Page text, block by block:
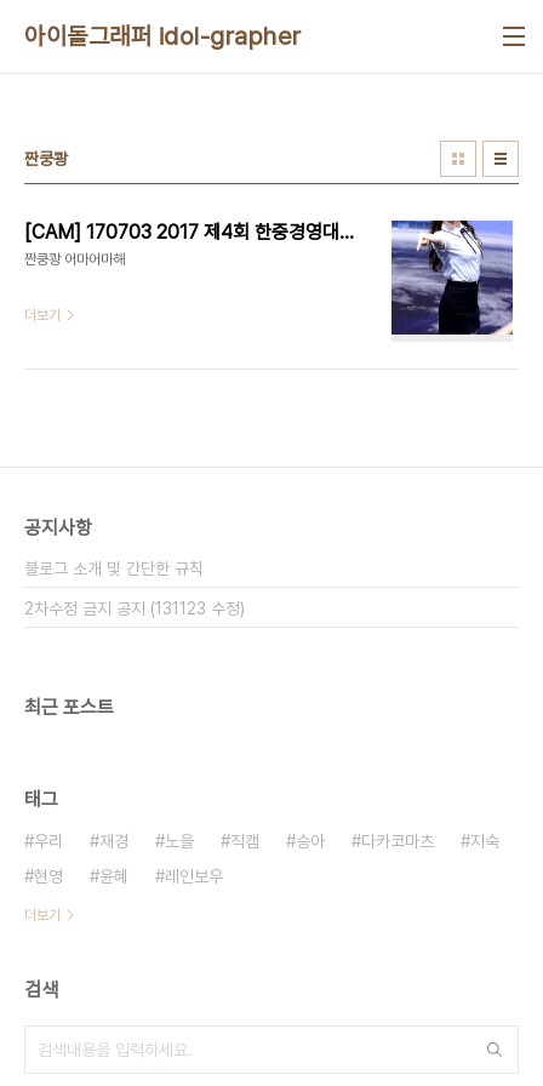
아이돌그래퍼 idol-grapher
짠쿵쾅
[CAM] 170703 2017 제4회 한중경영대상 - 모모랜드 데이지 by Harry
짠쿵쾅 어마어마해
더보기
공지사항
블로그 소개 및 간단한 규칙
2차수정 금지 공지 (131123 수정)
최근 포스트
태그
우리 재경 노을 직캠 승아 다카코마츠
지숙
현영
윤혜 레인보우
더보기
검색